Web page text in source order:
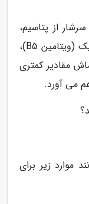
از پتاسیم،
مس، تیامین (ویتامین B1)، اسید پانتوتنیک (ویتامین B5)،
مقادیر کمتری
موارد زیر برای